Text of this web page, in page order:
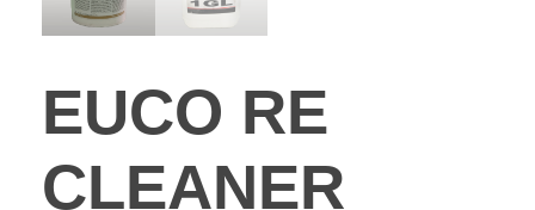
EUCO RE
CLEANER